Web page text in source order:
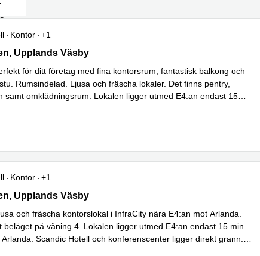
Kontor
+1
7, Upplands Väsby
Upplands Väsby
för ditt företag med fina kontorsrum, fantastisk balkong och
Rumsindelad. Ljusa och fräscha lokaler. Det finns pentry,
samt omklädningsrum. Lokalen ligger utmed E4:an endast 15
Kontor
+1
1A, Upplands Väsby
Upplands Väsby
och fräscha kontorslokal i InfraCity nära E4:an mot Arlanda.
beläget på våning 4. Lokalen ligger utmed E4:an endast 15 min
Scandic Hotell och konferenscenter ligger direkt grann